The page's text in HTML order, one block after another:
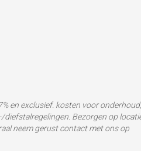
en exclusief. kosten voor
Bezorgen op
neem gerust contact met ons op